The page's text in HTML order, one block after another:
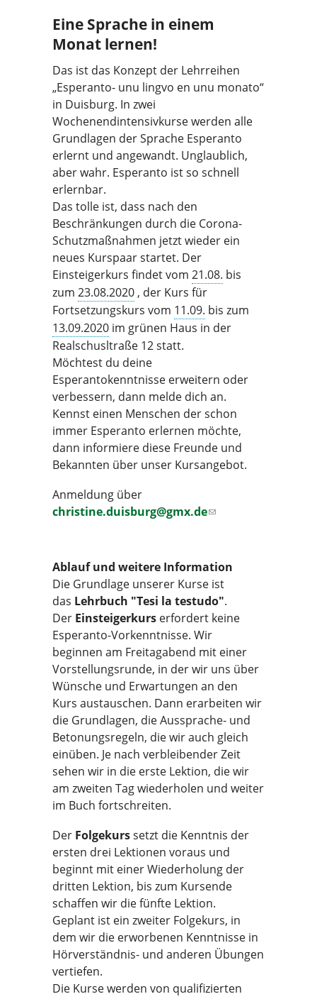
Eine Sprache in einem
Monat lernen!
Das ist das Konzept der Lehrreihen
„Esperanto- unu lingvo en unu monato“
in Duisburg. In zwei
Wochenendintensivkurse werden alle
Grundlagen der Sprache Esperanto
erlernt und angewandt. Unglaublich,
aber wahr. Esperanto ist so schnell
erlernbar.
Das tolle ist, dass nach den
Beschränkungen durch die Corona-
Schutzmaßnahmen jetzt wieder ein
neues Kurspaar startet. Der
Einsteigerkurs findet vom 21.08. bis
zum 23.08.2020 , der Kurs für
Fortsetzungskurs vom 11.09. bis zum
13.09.2020 im grünen Haus in der
Realschusltraße 12 statt.
Möchtest du deine
Esperantokenntnisse erweitern oder
verbessern, dann melde dich an.
Kennst einen Menschen der schon
immer Esperanto erlernen möchte,
dann informiere diese Freunde und
Bekannten über unser Kursangebot.
Anmeldung über
christine.duisburg@gmx.de(link
Ablauf und weitere Information
Die Grundlage unserer Kurse ist
das Lehrbuch "Tesi la testudo".
Der Einsteigerkurs erfordert keine
Esperanto-Vorkenntnisse. Wir
beginnen am Freitagabend mit einer
Vorstellungsrunde, in der wir uns über
Wünsche und Erwartungen an den
Kurs austauschen. Dann erarbeiten wir
die Grundlagen, die Aussprache- und
Betonungsregeln, die wir auch gleich
einüben. Je nach verbleibender Zeit
sehen wir in die erste Lektion, die wir
am zweiten Tag wiederholen und weiter
im Buch fortschreiten.
Der Folgekurssetzt die Kenntnis der
ersten drei Lektionen voraus und
beginnt mit einer Wiederholung der
dritten Lektion, bis zum Kursende
schaffen wir die fünfte Lektion.
Geplant ist ein zweiter Folgekurs, in
dem wir die erworbenen Kenntnisse in
Hörverständnis- und anderen Übungen
vertiefen.
Die Kurse werden von qualifizierten